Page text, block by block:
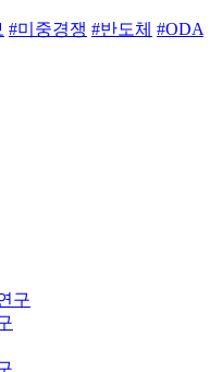
#미중경쟁 #반도체 #ODA
구